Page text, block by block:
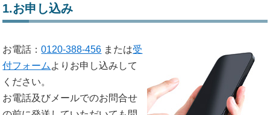
1.お申し込み
お電話：0120-388-456 または受
付フォームよりお申し込みして
ください。
お電話及びメールでのお問合せ